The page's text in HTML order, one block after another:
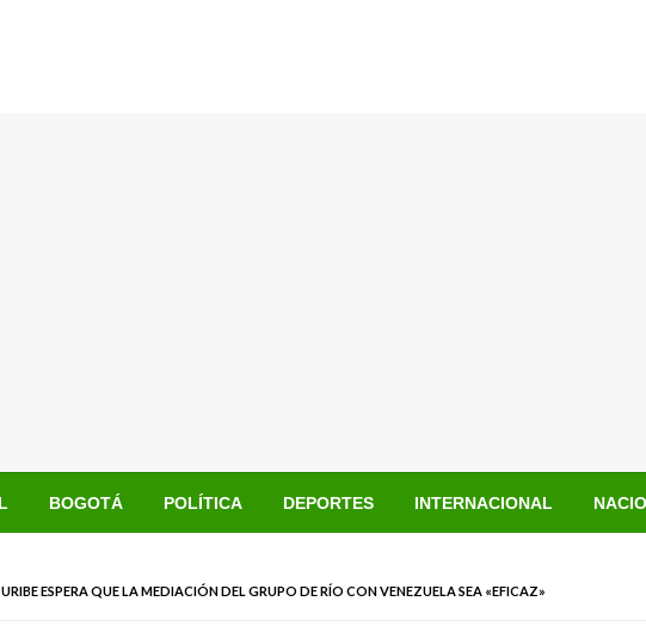
BOGOTÁ POLÍTICA DEPORTES INTERNACIONAL
URIBE ESPERA QUE LA MEDIACIÓN DEL GRUPO DE RÍO CON VENEZUELA SEA «EFICAZ»